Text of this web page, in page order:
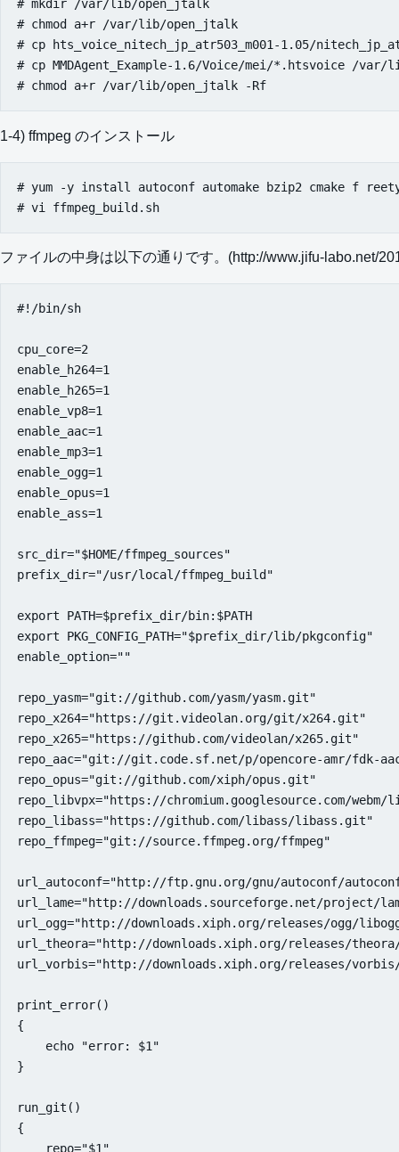
# mkdir /var/lib/open_jtalk
# chmod a+r /var/lib/open_jtalk
# cp hts_voice_nitech_jp_atr503_m001-1.05/
# cp MMDAgent_Example-1.6/Voice/mei/*.htsvoice /
1-4) ffmpeg のインストール
# yum -y install autoconf automake bzip2 cmake f
ファイルの中身は以下の通りです。(http://www.jifu-labo.net/
#!/bin/sh
cpu_core=2
enable_h264=1
enable_h265=1
enable_vp8=1
enable_aac=1
enable_mp3=1
enable_ogg=1
enable_opus=1
enable_ass=1
src_dir="$HOME/ffmpeg_sources"
prefix_dir="/usr/local/ffmpeg_build"
export PATH=$prefix_dir/bin:$PATH
export PKG_CONFIG_PATH="$prefix_dir/lib/pkgconfig"
enable_option=""
repo_yasm="git://github.com/yasm/yasm.git"
repo_x264="https://git.videolan.org/git/x264.git"
repo_x265="https://github.com/videolan/x265.git"
repo_aac="git://git.code.sf.net/p/opencore-amr/fdk-
repo_opus="git://github.com/xiph/opus.git"
repo_libvpx="https://chromium.googlesource.com/
repo_libass="https://github.com/libass/libass.git"
repo_ffmpeg="git://source.ffmpeg.org/ffmpeg"
url_autoconf="http://ftp.gnu.org/gnu/autoconf/
url_lame="http://downloads.sourceforge.net/project/
url_ogg="http://downloads.xiph.org/releases/ogg/
url_theora="http://downloads.xiph.org/releases/
url_vorbis="http://downloads.xiph.org/releases/
print_error()
{
    echo "error: $1"
}
run_git()
{
    repo="$1"